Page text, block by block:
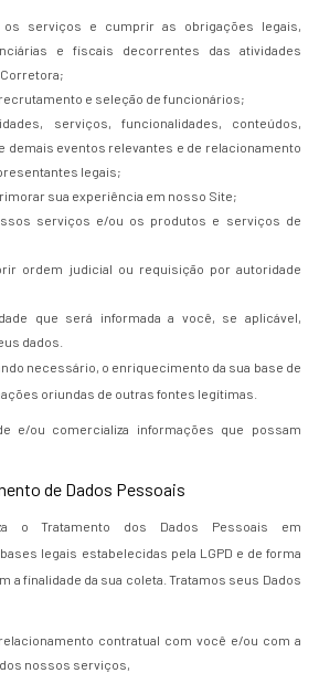
os serviços e cumprir as obrigações legais,
e fiscais decorrentes das atividades
e seleção de funcionários;
serviços, funcionalidades, conteúdos,
demais eventos relevantes e de relacionamento
legais;
sua experiência em nosso Site;
serviços e/ou os produtos e serviços de
ordem judicial ou requisição por autoridade
que será informada a você, se aplicável,
dados.
necessário, o enriquecimento da sua base de
oriundas de outras fontes legítimas.
e/ou comercializa informações que possam
de Dados Pessoais
o Tratamento dos Dados Pessoais em
legais estabelecidas pela LGPD e de forma
a finalidade da sua coleta. Tratamos seus Dados
contratual com você e/ou com a
nossos serviços,